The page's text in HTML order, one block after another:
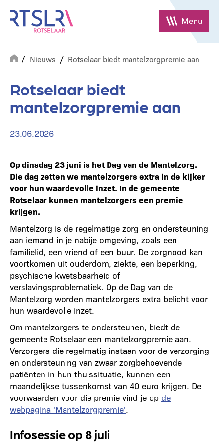
naar
inhoud
gaan
Menu
Breadcrumb
Nieuws Rotselaar biedt mantelzorgpremie aan
Rotselaar biedt
mantelzorgpremie aan
23.06.2026
Op dinsdag 23 juni is het Dag van de Mantelzorg.
Die dag zetten we mantelzorgers extra in de kijker
voor hun waardevolle inzet. In de gemeente
Rotselaar kunnen mantelzorgers een premie
krijgen.
Mantelzorg is de regelmatige zorg en ondersteuning
aan iemand in je nabije omgeving, zoals een
familielid, een vriend of een buur. De zorgnood kan
voortkomen uit ouderdom, ziekte, een beperking,
psychische kwetsbaarheid of
verslavingsproblematiek. Op de Dag van de
Mantelzorg worden mantelzorgers extra belicht voor
hun waardevolle inzet.
Om mantelzorgers te ondersteunen, biedt de
gemeente Rotselaar een mantelzorgpremie aan.
Verzorgers die regelmatig instaan voor de verzorging
en ondersteuning van zwaar zorgbehoevende
patiënten in hun thuissituatie, kunnen een
maandelijkse tussenkomst van 40 euro krijgen. De
voorwaarden voor die premie vind je op de
webpagina 'Mantelzorgpremie'.
Infosessie op 8 juli